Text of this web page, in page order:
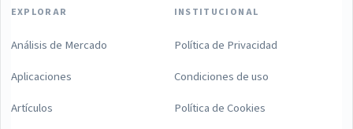
EXPLORAR
Análisis de Mercado
Aplicaciones
Artículos
INSTITUCIONAL
Política de Privacidad
Condiciones de uso
Política de Cookies